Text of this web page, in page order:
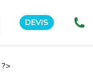
DEVIS
?>